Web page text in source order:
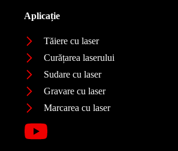
Aplicație
Tăiere cu laser
Curățarea laserului
Sudare cu laser
Gravare cu laser
Marcarea cu laser